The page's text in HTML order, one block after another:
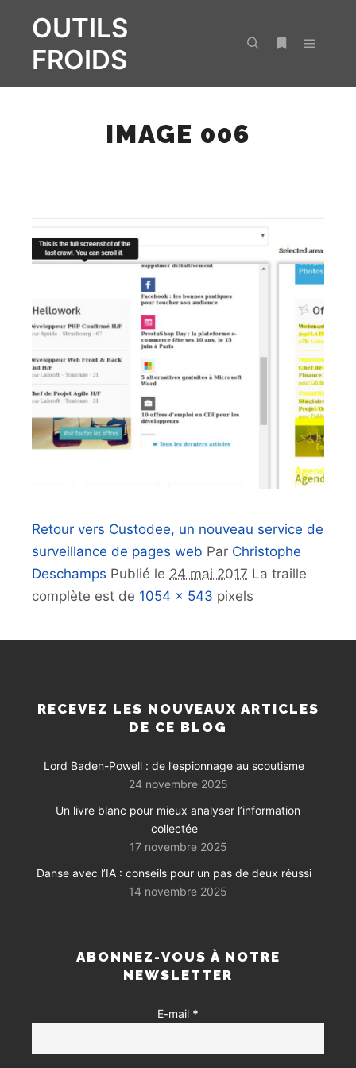
OUTILS
FROIDS
IMAGE 006
Retour vers Custodee, un nouveau service de
surveillance de pages web Par Christophe
Deschamps Publié le 24 mai 2017 La traille
complète est de 1054 × 543 pixels
RECEVEZ LES NOUVEAUX ARTICLES
DE CE BLOG
Lord Baden-Powell : de l’espionnage au scoutisme
24 novembre 2025
Un livre blanc pour mieux analyser l’information
collectée
17 novembre 2025
Danse avec l’IA : conseils pour un pas de deux réussi
14 novembre 2025
ABONNEZ-VOUS À NOTRE
NEWSLETTER
E-mail *